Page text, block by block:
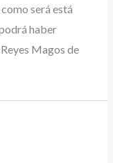
será está
haber
Magos de